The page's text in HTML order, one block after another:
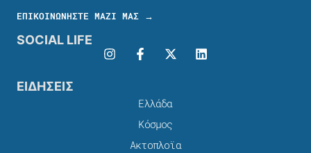
ΕΠΙΚΟΙΝΩΝΗΣΤΕ ΜΑΖΙ ΜΑΣ →
SOCIAL LIFE
ΕΙΔΗΣΕΙΣ
Ελλάδα
Κόσμος
Ακτοπλοϊα